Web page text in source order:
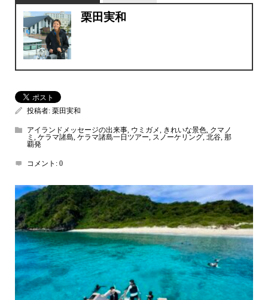
栗田実和
投稿者: 栗田実和
アイランドメッセージの出来事, ウミガメ きれいな景色, クマノ
ミ
ケラマ諸島 ケラマ諸島一日ツアー スノーケリング, 北谷, 那
覇発
コメント: 0